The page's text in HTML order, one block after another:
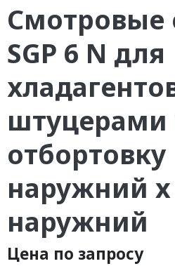
Смотровые
SGP 6 N для
штуцерами
отбортовку
наружний x
наружний
Цена по запросу